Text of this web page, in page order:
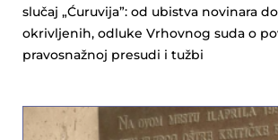
slučaj „Ćuruvija”: od ubistva novinara
okrivljenih, odluke Vrhovnog suda o
pravosnažnoj presudi i tužbi